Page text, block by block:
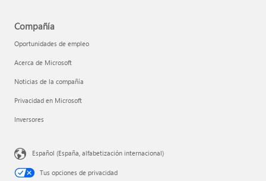
Compañía
Oportunidades de empleo
Acerca de Microsoft
Noticias de la compañía
Privacidad en Microsoft
Inversores
Español (España, alfabetización internacional)
Tus opciones de privacidad